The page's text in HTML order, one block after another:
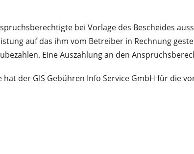
bei Vorlage des Bescheides
auf das ihm vom Betreiber in Rechnung
Eine Auszahlung an den
der GIS Gebühren Info Service GmbH für die